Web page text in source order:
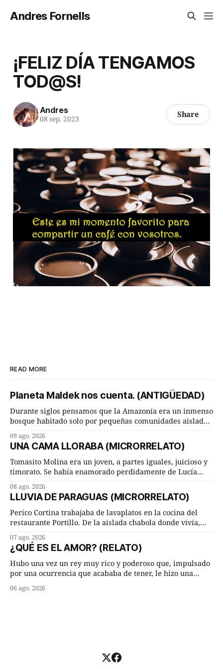
Andres Fornells
¡FELIZ DÍA TENGAMOS
TOD@S!
Andres
08 sep. 2023 Share
READ MORE
Planeta Maldek nos cuenta. (ANTIGÜEDAD)
Durante siglos pensamos que la Amazonía era un inmenso
bosque habitado solo por pequeñas comunidades aisladas.
incompleta. Un equipo internacional de arqueólogos,
liderado por el investigador finlandés Martti Pärssinen,
de la Universidad de Helsinki, junto con especialistas de
Brasil y
09 ago. 2026
UNA CAMA LLORABA (MICRORRELATO)
Tomasito Molina era un joven, a partes iguales, juicioso y
timorato. Se había enamorado perdidamente de Lucía
ambos les iba de maravilla. Pero mantenían absoluta
discrepancia en un deseo ineluctable por parte de ella.
Lucía Arriate quería que ellos
08 ago. 2026
LLUVIA DE PARAGUAS (MICRORRELATO)
Perico Cortina trabajaba de lavaplatos en la cocina del
restaurante Portillo. De la aislada chabola donde vivía,
cuarto de hora andando a buen paso. Cierta noche,
terminada su jornada laboral caminaba él hacía su mísera
morada cundo comenzó a llover
07 ago. 2026
¿QUÉ ES EL AMOR? (RELATO)
Hubo una vez un rey muy rico y poderoso que, impulsado
por una ocurrencia que acababa de tener, le hizo una
Dime, hombre sabio, ¿qué es el amor según tú? Su
06 ago. 2026